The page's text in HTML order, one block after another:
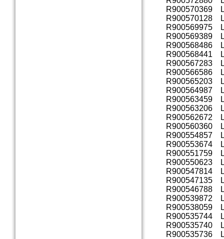
R900570369
R900570128
R900569975
R900569389
R900568486
R900568441
R900567283
R900566586
R900565203
R900564987
R900563459
R900563206
R900562672
R900560360
R900554857
R900553674
R900551759
R900550623
R900547814
R900547135
R900546788
R900539872
R900538059
R900535744
R900535740
R900535736